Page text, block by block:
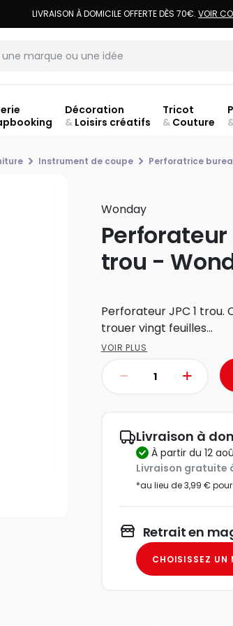
LIVRAISON À DOMICILE OFFERTE DÈS 70€. VOIR
Décoration
&Loisirs créatifs
Tricot
& Couture
Instrument de coupe Perforatrice
Wonday
trou -
Perforateur JPC 1 trou.
trouer vingt feuilles...
VOIR PLUS
Livraison à
à partir du 12
Livraison gratuite
*au lieu de 3,99 €
Retrait en
CHOISISSEZ UN